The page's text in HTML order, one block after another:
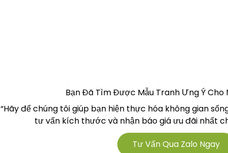
Bạn Đã Tìm Được Mẫu Tranh Ưng Ý Cho
“Hãy để chúng tôi giúp bạn hiện thực hóa không gian
tư vấn kích thước và nhận báo giá ưu đãi nhất
Tư Vấn Qua Zalo Ngay